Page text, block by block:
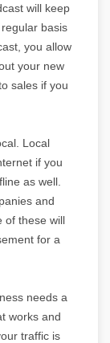
will keep
basis
you allow
your new
sales if you
Local
if you
as well.
and
of these will
for a
needs a
works and
traffic is